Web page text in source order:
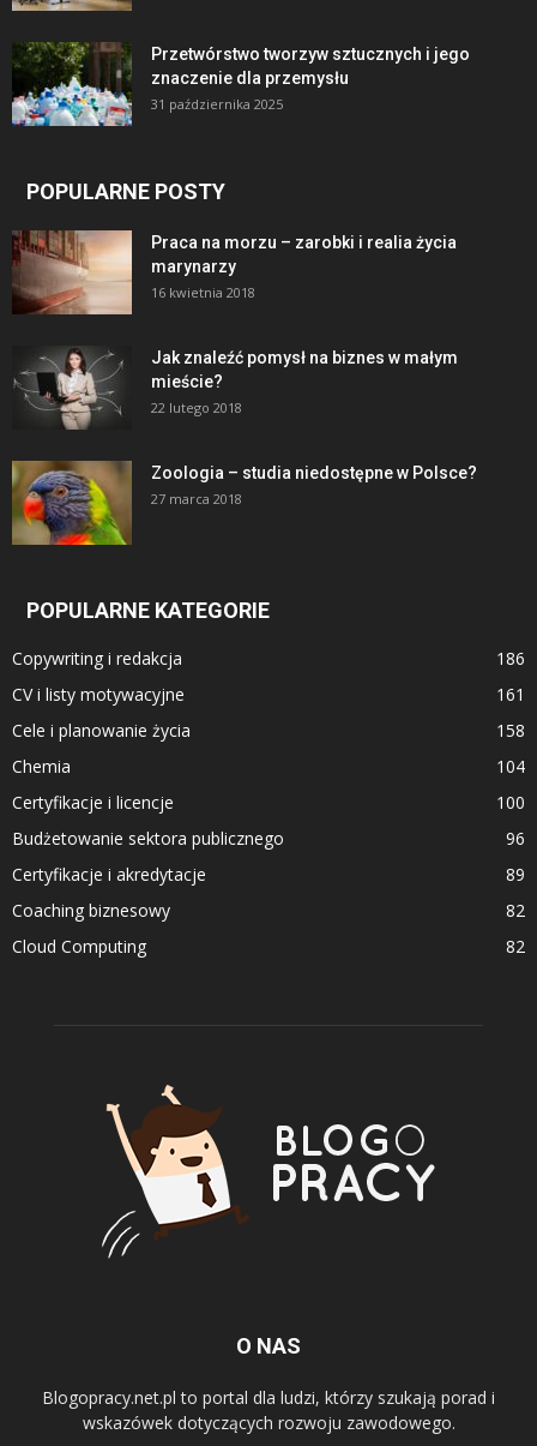
Przetwórstwo tworzyw sztucznych i jego
znaczenie dla przemysłu
31 października 2025
POPULARNE POSTY
Praca na morzu – zarobki i realia życia
marynarzy
16 kwietnia 2018
Jak znaleźć pomysł na biznes w małym
mieście?
22 lutego 2018
Zoologia – studia niedostępne w Polsce?
27 marca 2018
POPULARNE KATEGORIE
Copywriting i redakcja
186
CV i listy motywacyjne
161
Cele i planowanie życia
158
Chemia
104
Certyfikacje i licencje
100
Budżetowanie sektora publicznego
96
Certyfikacje i akredytacje
89
Coaching biznesowy
82
Cloud Computing
82
O NAS
Blogopracy.net.pl to portal dla ludzi, którzy szukają porad i
wskazówek dotyczących rozwoju zawodowego.